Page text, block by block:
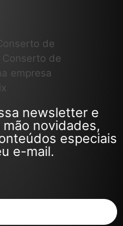
newsletter e
novidades,
especiais
e-mail.